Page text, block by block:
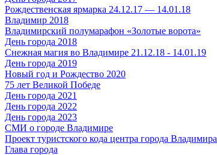
Рождественская ярмарка 24.12.17 — 14.01.18
Владимир 2018
Владимирский полумарафон «Золотые ворота»
День города 2018
Снежная магия во Владимире 21.12.18 - 14.01.19
День города 2019
Новый год и Рождество 2020
75 лет Великой Победе
День города 2021
День города 2022
День города 2023
СМИ о городе Владимире
Проект туристского кода центра города Владимира
Глава города